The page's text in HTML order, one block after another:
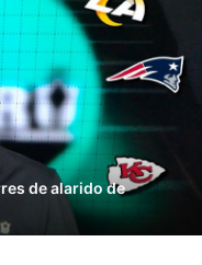
de alarido de